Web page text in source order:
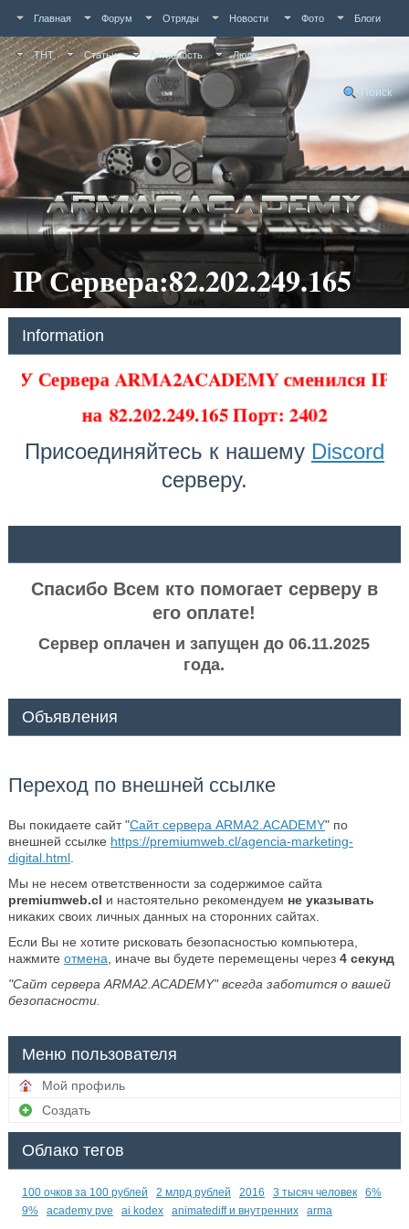
Главная Форум Отряды Новости Фото Блоги
ТНТ Статьи Активность Люди
Поиск
IP Сервера:82.202.249.165
Information
У Сервера ARMA2ACADEMY сменился IP
на 82.202.249.165 Порт: 2402
Присоединяйтесь к нашему Discord
серверу.
Спасибо Всем кто помогает серверу в
его оплате!
Сервер оплачен и запущен до 06.11.2025
года.
Объявления
Переход по внешней ссылке
Вы покидаете сайт "Сайт сервера ARMA2.ACADEMY" по
внешней ссылке https://premiumweb.cl/agencia-marketing-
digital.html.
Мы не несем ответственности за содержимое сайта
premiumweb.cl и настоятельно рекомендуем не указывать
никаких своих личных данных на сторонних сайтах.
Если Вы не хотите рисковать безопасностью компьютера,
нажмите отмена , иначе вы будете перемещены через 4секунд
"Сайт сервера ARMA2.ACADEMY" всегда заботится о вашей
безопасности.
Меню пользователя
Мой профиль
Создать
Облако тегов
100 очков за 100 рублей 2 млрд рублей 2016 3 тысяч человек
6%
9%
academy pve ai kodex animatediff и внутренних arma